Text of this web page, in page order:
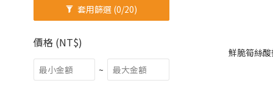
套用篩選 (0/20)
價格 (NT$)
~
鮮脆筍絲